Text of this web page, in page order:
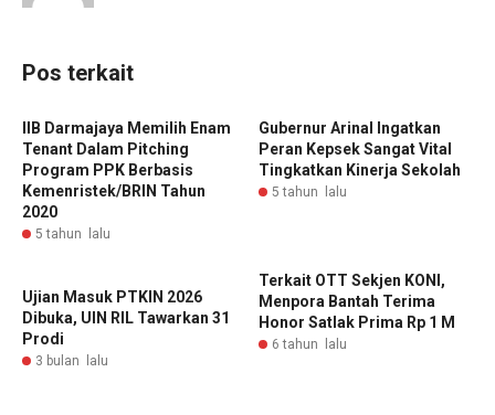
Pos terkait
IIB Darmajaya Memilih Enam
Tenant Dalam Pitching
Program PPK Berbasis
Kemenristek/BRIN Tahun
2020
5 tahun lalu
Gubernur Arinal Ingatkan
Peran Kepsek Sangat Vital
Tingkatkan Kinerja Sekolah
5 tahun lalu
Ujian Masuk PTKIN 2026
Dibuka, UIN RIL Tawarkan 31
Prodi
3 bulan lalu
Terkait OTT Sekjen KONI,
Menpora Bantah Terima
Honor Satlak Prima Rp 1 M
6 tahun lalu